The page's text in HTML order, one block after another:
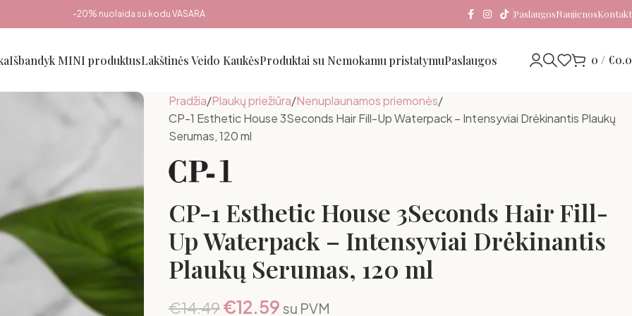
-20% nuolaida su kodu VASARA PaslaugosNaujienos
Išbandyk MINI produktusLakštinės Veido KaukėsProduktai su Nemokamu pristatymuPaslaugos 0 / €
Pradžia Plaukų priežiūra Nenuplaunamos priemonės
CP-1 Esthetic House 3Seconds Hair Fill-Up Waterpack – Intensyviai Drėkinantis Plaukų
Serumas, 120 ml
CP-1 Esthetic House 3Seconds Hair Fill-
Up Waterpack – Intensyviai Drėkinantis
Plaukų Serumas, 120 ml
€14.49€12.59 su PVM